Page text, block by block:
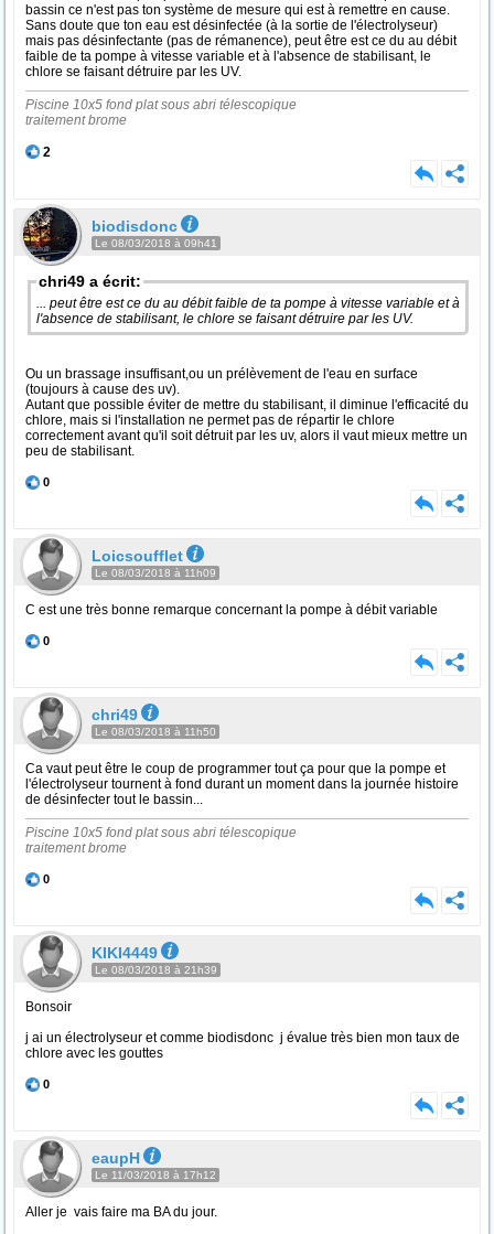
bassin ce n'est pas ton système de mesure qui est à remettre en cause.
Sans doute que ton eau est désinfectée (à la sortie de l'électrolyseur)
mais pas désinfectante (pas de rémanence), peut être est ce du au débit
faible de ta pompe à vitesse variable et à l'absence de stabilisant, le
chlore se faisant détruire par les UV.
Piscine 10x5 fond plat sous abri télescopique
traitement brome
2
biodisdonc
Le 08/03/2018 à 09h41
chri49 a écrit:
... peut être est ce du au débit faible de ta pompe à vitesse variable et à
l'absence de stabilisant, le chlore se faisant détruire par les UV.
Ou un brassage insuffisant,ou un prélèvement de l'eau en surface
(toujours à cause des uv).
Autant que possible éviter de mettre du stabilisant, il diminue l'efficacité du
chlore, mais si l'installation ne permet pas de répartir le chlore
correctement avant qu'il soit détruit par les uv, alors il vaut mieux mettre un
peu de stabilisant.
0
Loicsoufflet
Le 08/03/2018 à 11h09
C est une très bonne remarque concernant la pompe à débit variable
0
chri49
Le 08/03/2018 à 11h50
Ca vaut peut être le coup de programmer tout ça pour que la pompe et
l'électrolyseur tournent à fond durant un moment dans la journée histoire
de désinfecter tout le bassin...
Piscine 10x5 fond plat sous abri télescopique
traitement brome
0
KIKI4449
Le 08/03/2018 à 21h39
Bonsoir
j ai un électrolyseur et comme biodisdonc j évalue très bien mon taux de
chlore avec les gouttes
0
eaupH
Le 11/03/2018 à 17h12
Aller je vais faire ma BA du jour.